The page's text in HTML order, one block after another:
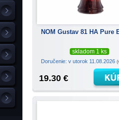
NOM Gustav 81 HA Pure
skladom 1 ks
Doručenie: v utorok 11.08.2026
19.30 €